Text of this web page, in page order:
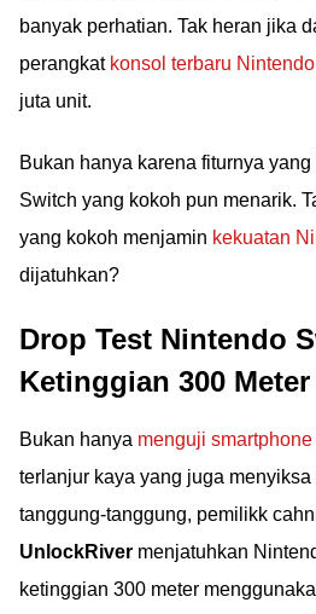
banyak perhatian. Tak heran jika
perangkat konsol terbaru Nintendo
juta unit.
Bukan hanya karena fiturnya
Switch yang kokoh pun menarik.
yang kokoh menjamin kekuatan
dijatuhkan?
Drop Test Nintendo
Ketinggian 300 Meter
Bukan hanya menguji
terlanjur kaya yang juga
tanggung-tanggung, pemilikk
UnlockRiver menjatuhkan
ketinggian 300 meter